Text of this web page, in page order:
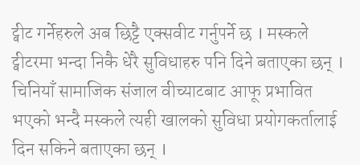
ट्वीट गर्नेहरुले अब छिट्टै एक्सवीट गर्नुपर्ने छ । मस्कले
ट्वीटरमा भन्दा निकै धेरै सुविधाहरु पनि दिने बताएका छन् ।
चिनियाँ सामाजिक संजाल वीच्याटबाट आफू प्रभावित
भएको भन्दै मस्कले त्यही खालको सुविधा प्रयोगकर्तालाई
दिन सकिने बताएका छन् ।